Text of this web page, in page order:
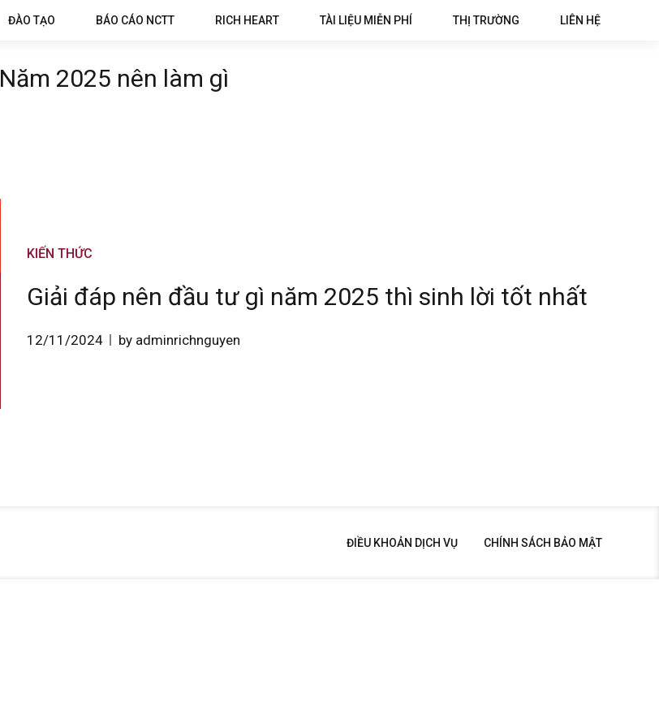
ĐÀO TẠO BÁO CÁO NCTT RICH HEART TÀI LIỆU MIỄN PHÍ THỊ TRƯỜNG LIÊN HỆ
Năm 2025 nên làm gì
KIẾN THỨC
Giải đáp nên đầu tư gì năm 2025 thì sinh lời tốt nhất
12/11/2024 by adminrichnguyen
ĐIỀU KHOẢN DỊCH VỤ CHÍNH SÁCH BẢO MẬT